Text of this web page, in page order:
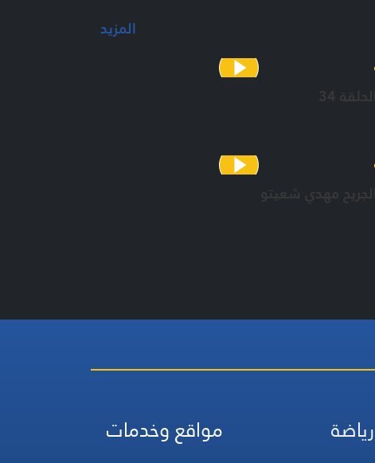
يفرحه؟ وأبرز المعوّقات التي يواجهها.والمعوّقات
الأساسيّة التي واجهته في السّابق والتي يخبرنا عنها هو
أو أحد المقرّبين منه من خلال مقابلات بسيطة وسريعة.
فريق العمل
عبد الكريم خشّاب
هدى رحمي
المزيد
الحلقة 34
الجريح مهدي شعيتو
رياضة مواقع وخدمات